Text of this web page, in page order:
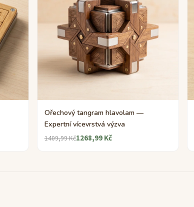
Ořechový tangram hlavolam —
Expertní vícevrstvá výzva
1409,99 Kč1268,99 Kč